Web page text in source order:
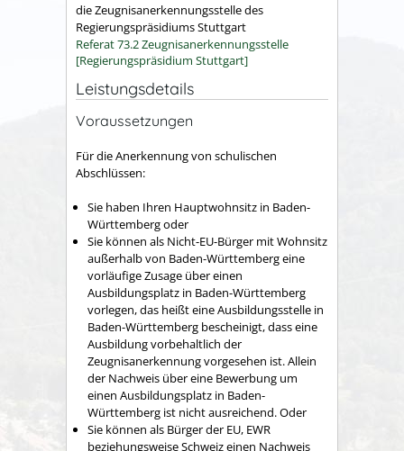
die Zeugnisanerkennungsstelle des
Regierungspräsidiums Stuttgart
Referat 73.2 Zeugnisanerkennungsstelle
[Regierungspräsidium Stuttgart]
Leistungsdetails
Voraussetzungen
Für die Anerkennung von schulischen
Abschlüssen:
Sie haben Ihren Hauptwohnsitz in Baden-
Württemberg oder
Sie können als Nicht-EU-Bürger mit Wohnsitz
außerhalb von Baden-Württemberg eine
vorläufige Zusage über einen
Ausbildungsplatz in Baden-Württemberg
vorlegen, das heißt eine Ausbildungsstelle in
Baden-Württemberg bescheinigt, dass eine
Ausbildung vorbehaltlich der
Zeugnisanerkennung vorgesehen ist. Allein
der Nachweis über eine Bewerbung um
einen Ausbildungsplatz in Baden-
Württemberg ist nicht ausreichend. Oder
Sie können als Bürger der EU, EWR
beziehungsweise Schweiz einen Nachweis